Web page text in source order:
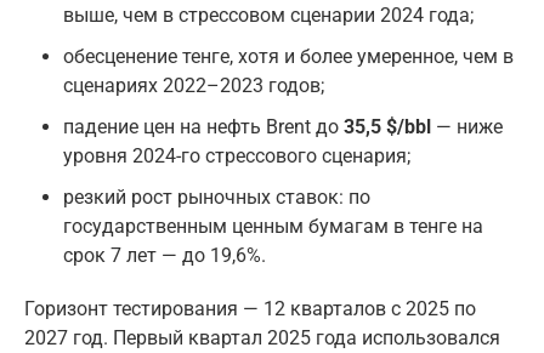
выше, чем в стрессовом сценарии 2024 года;
обесценение тенге, хотя и более умеренное, чем в
сценариях 2022–2023 годов;
падение цен на нефть Brent до 35,5 $/bbl — ниже
уровня 2024-го стрессового сценария;
резкий рост рыночных ставок: по
государственным ценным бумагам в тенге на
срок 7 лет — до 19,6%.
Горизонт тестирования — 12 кварталов с 2025 по
2027 год. Первый квартал 2025 года использовался